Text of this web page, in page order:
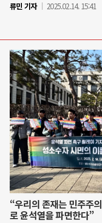
류민 기자
2025.02.14. 15:41
“우리의 존재는 민주주
로 윤석열을 파면한다”